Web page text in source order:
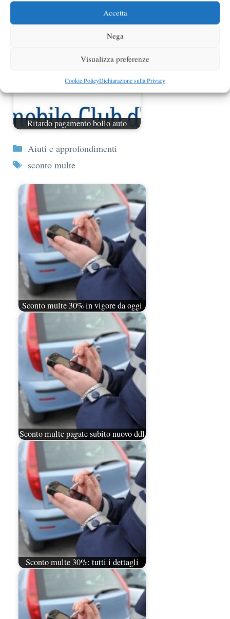
Accetta
Nega
Visualizza preferenze
Cookie PolicyDichiarazione sulla Privacy
Ritardo pagamento bollo auto
Categorie
Aiuti e approfondimenti
Tag
sconto multe
Sconto multe 30% in vigore da oggi
Sconto multe pagate subito nuovo ddl
Sconto multe 30%: tutti i dettagli